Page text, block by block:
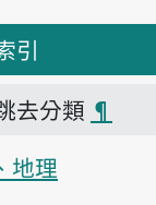
引
去分類 ¶
地理